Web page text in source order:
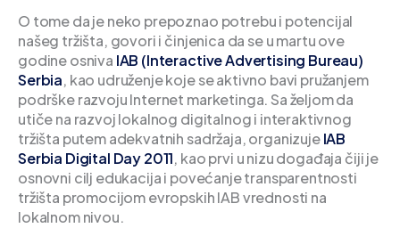
O tome da je neko prepoznao potrebu i potencijal
našeg tržišta, govori i činjenica da se u martu ove
godine osniva IAB (Interactive Advertising Bureau)
Serbia, kao udruženje koje se aktivno bavi pružanjem
podrške razvoju Internet marketinga. Sa željom da
utiče na razvoj lokalnog digitalnog i interaktivnog
tržišta putem adekvatnih sadržaja, organizujeIAB
Serbia Digital Day 2011, kao prvi u nizu događaja čiji je
osnovni cilj edukacija i povećanje transparentnosti
tržišta promocijom evropskih IAB vrednosti na
lokalnom nivou.